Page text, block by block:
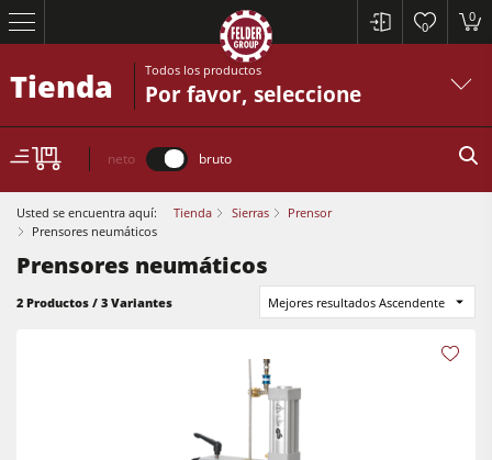
0
0
Combinadas de 5 operaciones
Sierras circulares y escuadradoras
Cepilladoras-regruesadoras
Tienda Todos los productos
Por favor, seleccione
neto bruto
Usted se encuentra aquí: Tienda Sierras
Prensor
Prensores neumáticos
Prensores neumáticos
2 Productos / 3 Variantes Mejores resultados Ascendente